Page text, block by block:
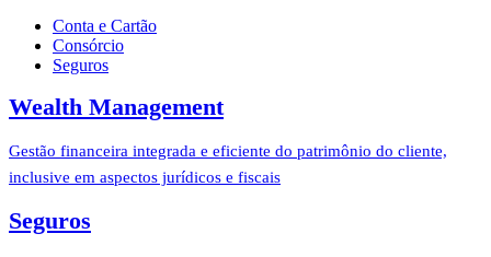
Conta e Cartão
Consórcio
Seguros
Wealth Management
Gestão financeira integrada e eficiente do patrimônio do cliente,
inclusive em aspectos jurídicos e fiscais
Seguros